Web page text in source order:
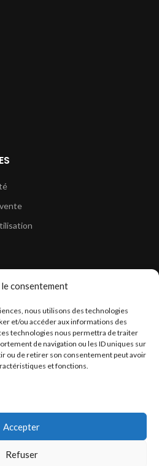
consentement
nous utilisons des technologies
et/ou accéder aux informations des
technologies nous permettra de traiter
de navigation ou les ID uniques sur
ou de retirer son consentement peut avoir
et fonctions.
Accepter
Refuser